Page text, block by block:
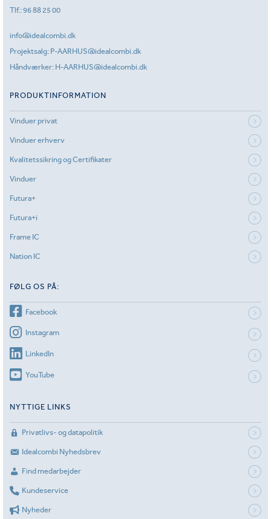
Tlf.:96 88 25 00
info@idealcombi.dk
Projektsalg: P-AARHUS@idealcombi.dk
Håndværker: H-AARHUS@idealcombi.dk
PRODUKTINFORMATION
Vinduer privat
Vinduer erhverv
Kvalitetssikring og Certifikater
Vinduer
Futura+
Futura+i
Frame IC
Nation IC
FØLG OS PÅ:
Facebook
Instagram
LinkedIn
YouTube
NYTTIGE LINKS
Privatlivs- og datapolitik
Idealcombi Nyhedsbrev
Find medarbejder
Kundeservice
Nyheder